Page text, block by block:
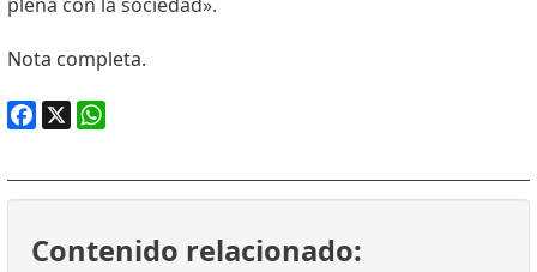
Nota completa.
Contenido relacionado: